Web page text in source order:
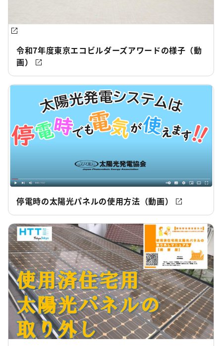
令和7年度東京エコビルダーズアワードの様子（動
画）
停電時の太陽光パネルの使用方法（動画）